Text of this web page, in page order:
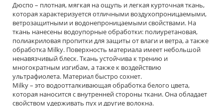
Дюспо – плотная, мягкая на ощупь и легкая курточная ткань,
которая характеризуется отличными воздухопроницаемыми,
ветрозащитными и водонепроницаемыми свойствами. На
ткань нанесены водоупорные обработки: полиуретановая,
полиакриловая пропитки для защиты от влаги и ветра, а также
обработка Milky. Поверхность материала имеет небольшой
ненавязчивый блеск. Ткань устойчива к трению и
многократным изгибам, а также к воздействию
ультрафиолета. Материал быстро сохнет.
Milky – это водоотталкивающая обработка белого цвета,
которая наносится с внутренней стороны ткани. Она обладает
свойством удерживать пух и другие волокна.